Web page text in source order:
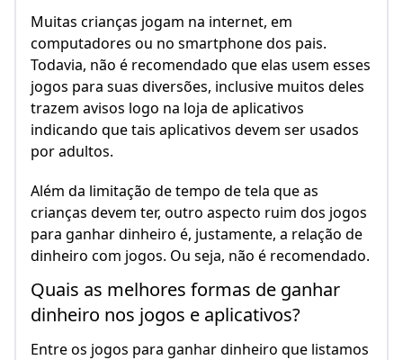
Muitas crianças jogam na internet, em
computadores ou no smartphone dos pais.
Todavia, não é recomendado que elas usem esses
jogos para suas diversões, inclusive muitos deles
trazem avisos logo na loja de aplicativos
indicando que tais aplicativos devem ser usados
por adultos.
Além da limitação de tempo de tela que as
crianças devem ter, outro aspecto ruim dos jogos
para ganhar dinheiro é, justamente, a relação de
dinheiro com jogos. Ou seja, não é recomendado.
Quais as melhores formas de ganhar
dinheiro nos jogos e aplicativos?
Entre os jogos para ganhar dinheiro que listamos